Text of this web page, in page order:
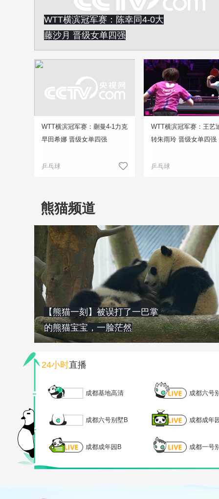
WTT横滨冠军赛：陈幸同4-0大
藤沙月 晋级女单四强
WTT横滨冠军赛：蒯曼4-1力克
早田希娜 晋级女单四强
乒乓球
WTT横滨冠军赛：王艺
转朱雨玲 晋级女单四强
乒乓球
熊猫频道
【熊猫一刻】被误打了一巴掌
的熊猫宝宝，一脸茫然
24小时直播
成都基地高清 成都六号
成都六号别墅B 成都成年
成都成年园B 成都一号